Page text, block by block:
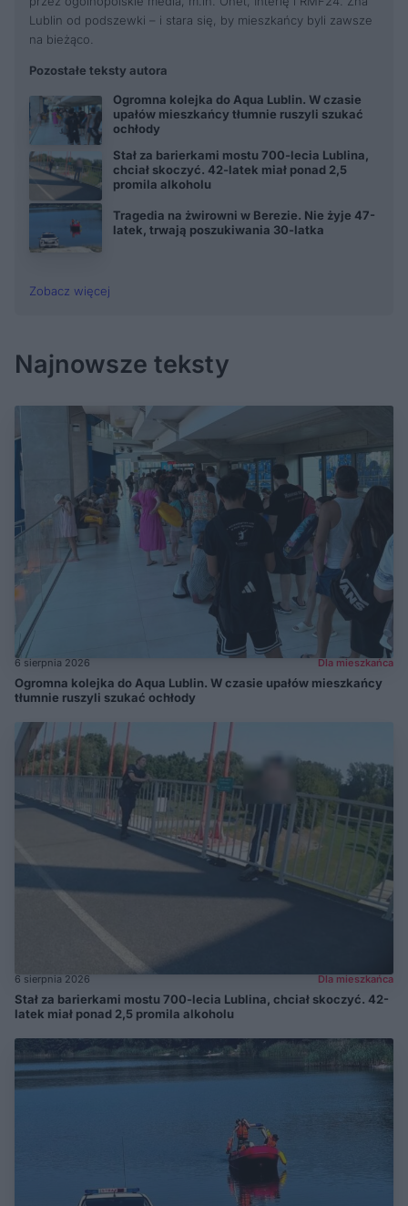
Lublin od podszewki – i stara się, by mieszkańcy byli zawsze
na bieżąco.
Pozostałe teksty autora
Ogromna kolejka do Aqua Lublin. W czasie
upałów mieszkańcy tłumnie ruszyli szukać
ochłody
Stał za barierkami mostu 700-lecia Lublina,
chciał skoczyć. 42-latek miał ponad 2,5
promila alkoholu
Tragedia na żwirowni w Berezie. Nie żyje 47-
latek, trwają poszukiwania 30-latka
Zobacz więcej
Najnowsze teksty
6 sierpnia 2026 Dla mieszkańca
Ogromna kolejka do Aqua Lublin. W czasie upałów mieszkańcy
tłumnie ruszyli szukać ochłody
6 sierpnia 2026 Dla mieszkańca
Stał za barierkami mostu 700-lecia Lublina, chciał skoczyć. 42-
latek miał ponad 2,5 promila alkoholu